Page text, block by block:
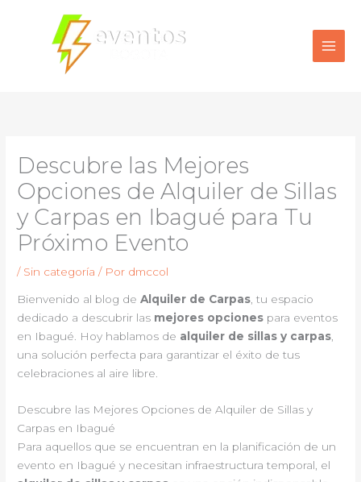
contenido
Descubre las Mejores
Opciones de Alquiler de Sillas
y Carpas en Ibagué para Tu
Próximo Evento
/ Sin categoría / Por dmccol
Bienvenido al blog deAlquiler de Carpas, tu espacio
dedicado a descubrir las mejores opciones para eventos
en Ibagué. Hoy hablamos de alquiler de sillas y carpas,
una solución perfecta para garantizar el éxito de tus
celebraciones al aire libre.
Descubre las Mejores Opciones de Alquiler de Sillas y
Carpas en Ibagué
Para aquellos que se encuentran en la planificación de un
evento en Ibagué y necesitan infraestructura temporal, el